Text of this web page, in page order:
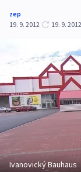
zep
19. 9. 2012
19. 9. 2012
Ivanovický Bauhaus